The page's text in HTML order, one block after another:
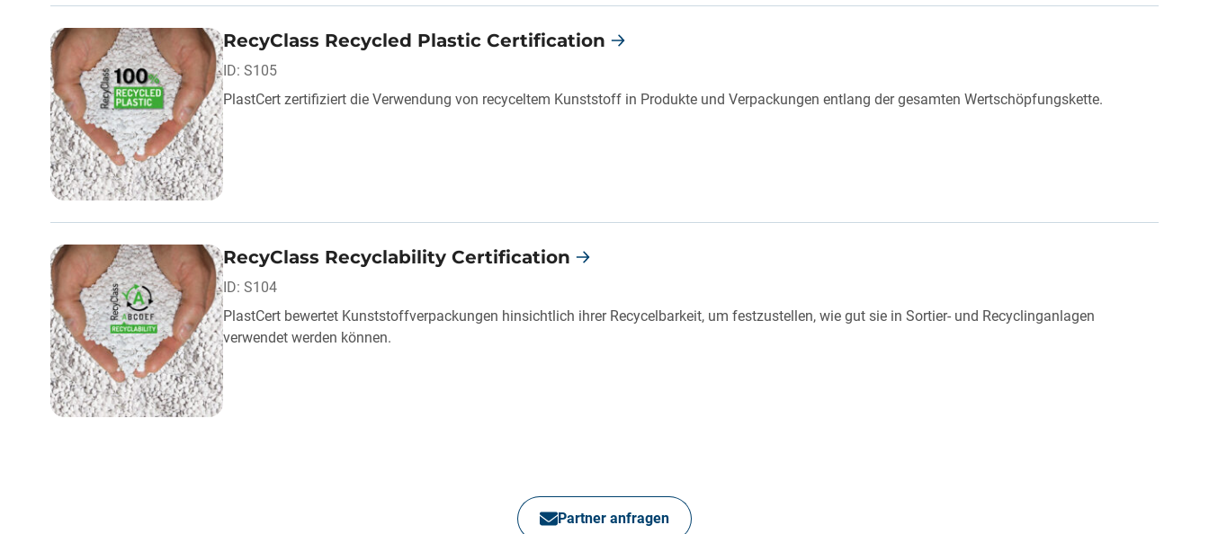
RecyClass Recycled Plastic Certification
ID: S105
PlastCert zertifiziert die Verwendung von recyceltem Kunststoff in Produkte und Verpackungen entlang der gesamten Wertschöpfungskette.
RecyClass Recyclability Certification
ID: S104
PlastCert bewertet Kunststoffverpackungen hinsichtlich ihrer Recycelbarkeit, um festzustellen, wie gut sie in Sortier- und Recyclinganlagen
verwendet werden können.
Partner anfragen